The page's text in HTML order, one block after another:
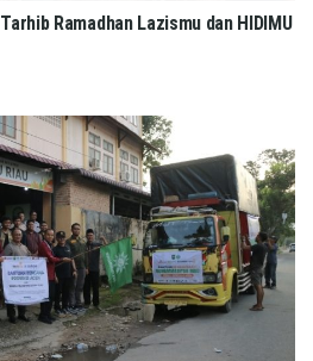
Ramadhan Lazismu dan HIDIMU